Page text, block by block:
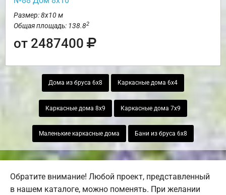
Размер: 8х10 м
Общая площадь: 138.82
от 2487400
Дома из бруса 6х8 Каркасные дома 6х4
Каркасные дома 8х9 Каркасные дома 7х9
Маленькие каркасные дома Бани из бруса 6х8
Обратите внимание! Любой проект, представленный
в нашем каталоге, можно поменять. При желании